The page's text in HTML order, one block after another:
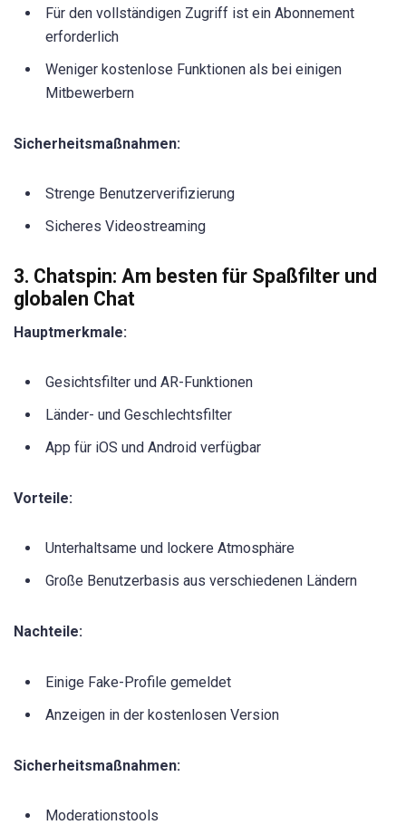
Für den vollständigen Zugriff ist ein Abonnement
erforderlich
Weniger kostenlose Funktionen als bei einigen
Mitbewerbern
Sicherheitsmaßnahmen:
Strenge Benutzerverifizierung
Sicheres Videostreaming
3. Chatspin: Am besten für Spaßfilter und
globalen Chat
Hauptmerkmale:
Gesichtsfilter und AR-Funktionen
Länder- und Geschlechtsfilter
App für iOS und Android verfügbar
Vorteile:
Unterhaltsame und lockere Atmosphäre
Große Benutzerbasis aus verschiedenen Ländern
Nachteile:
Einige Fake-Profile gemeldet
Anzeigen in der kostenlosen Version
Sicherheitsmaßnahmen:
Moderationstools